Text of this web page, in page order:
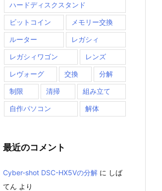
ハードディスクスタンド
ビットコイン メモリー交換
ルーター レガシィ
レガシィワゴン レンズ
レヴォーグ 交換 分解
制限 清掃 組み立て
自作パソコン 解体
最近のコメント
Cyber-shot DSC-HX5Vの分解 に しば
てん より